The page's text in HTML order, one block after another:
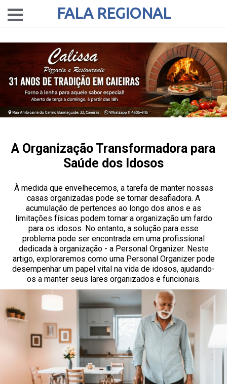
FALA REGIONAL
A Organização Transformadora para
Saúde dos Idosos
À medida que envelhecemos, a tarefa de manter nossas
casas organizadas pode se tornar desafiadora. A
acumulação de pertences ao longo dos anos e as
limitações físicas podem tornar a organização um fardo
para os idosos. No entanto, a solução para esse
problema pode ser encontrada em uma profissional
dedicada à organização - a Personal Organizer. Neste
artigo, exploraremos como uma Personal Organizer pode
desempenhar um papel vital na vida de idosos, ajudando-
os a manter seus lares organizados e funcionais.